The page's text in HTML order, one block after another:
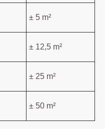
± 5 m²
± 12,5 m²
± 25 m²
± 50 m²